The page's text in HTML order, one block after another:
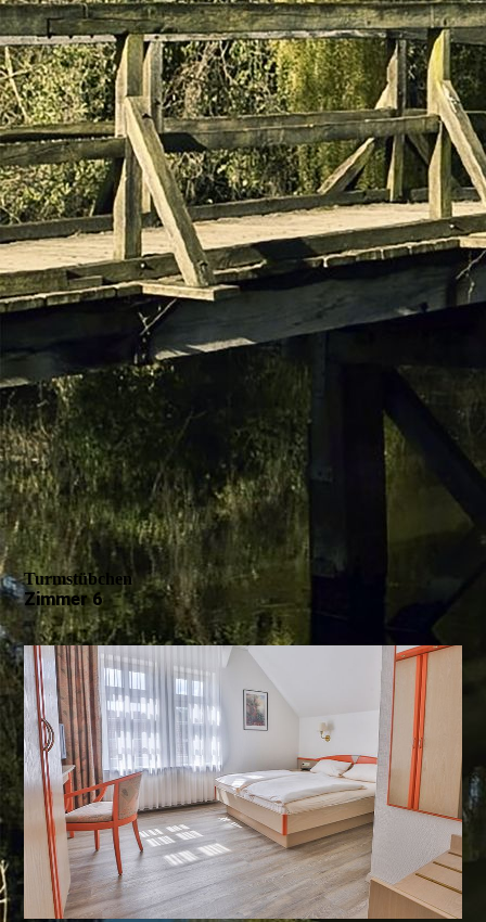
Turmstübchen
Zimmer 6